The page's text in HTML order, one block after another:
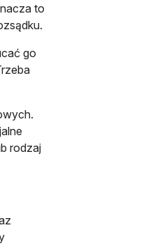
to
go
rodzaj